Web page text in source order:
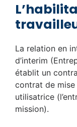
La relation en
d’interim
établit un
contrat de
utilisatrice
mission).